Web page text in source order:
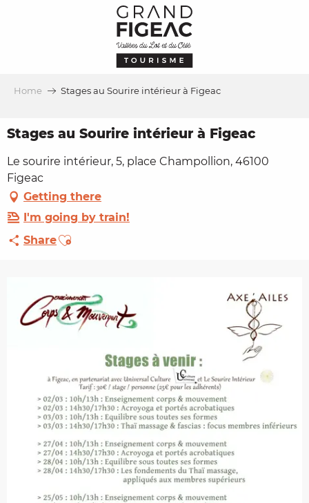
Home Stages au Sourire intérieur à Figeac
Stages au Sourire intérieur à Figeac
Le sourire intérieur, 5, place Champollion, 46100
Figeac
Getting there
I'm going by train!
ShareAjouter aux favoris